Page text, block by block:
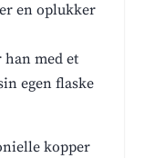
en oplukker
han med et
egen flaske
kopper